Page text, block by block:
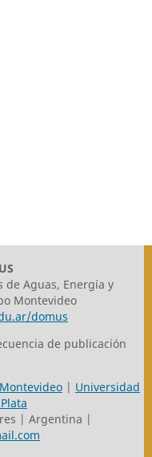
de Aguas, Energía y
Montevideo
domus
de publicación
| Universidad
| Argentina |